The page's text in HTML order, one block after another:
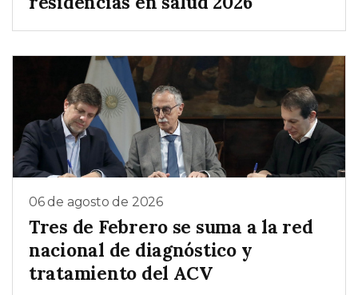
06 de agosto de 2026
Tres de Febrero se suma a la red
nacional de diagnóstico y
tratamiento del ACV